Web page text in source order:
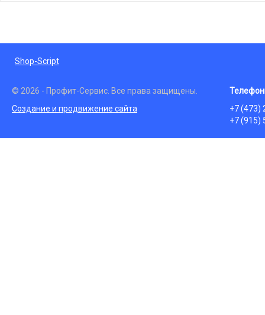
Shop-Script
© 2026 - Профит-Сервис. Все права защищены.
Создание и продвижение сайта
+7 (473)
+7 (915)